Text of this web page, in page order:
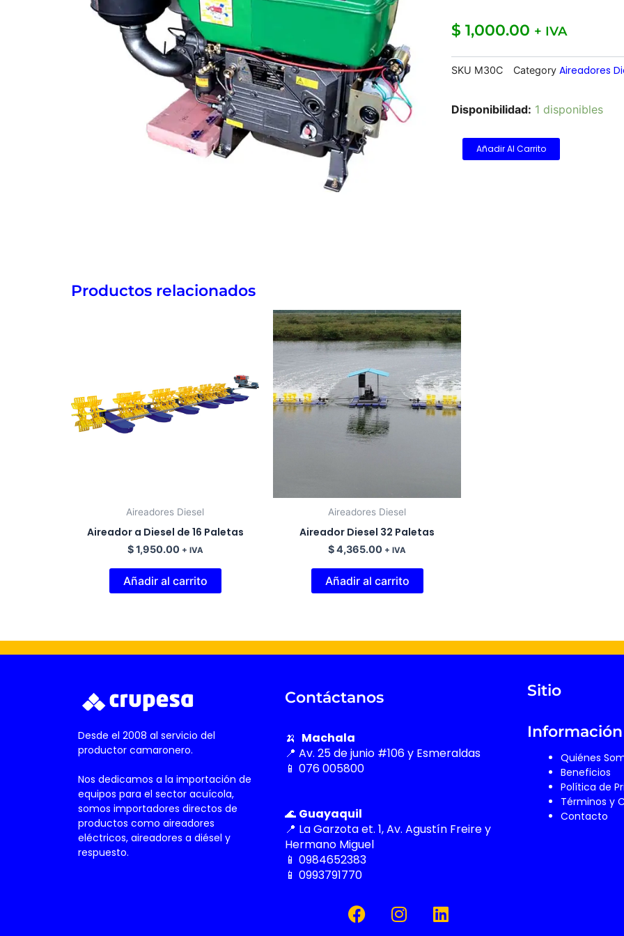
$ 1,000.00 + IVA
SKU M30C Category Aireadores
Disponibilidad: 1 disponibles
Motor
Crupesa
(1130)
cantidad
Añadir Al Carrito
Productos relacionados
Aireadores Diesel
Aireador a Diesel de 16 Paletas
$1,950.00 + IVA
Añadir al carrito
Aireadores Diesel
Aireador Diesel 32 Paletas
$4,365.00 + IVA
Añadir al carrito
Desde el 2008 al servicio del
productor camaronero.
Nos dedicamos a la importación de
equipos para el sector acuícola,
somos importadores directos de
productos como aireadores
eléctricos, aireadores a diésel y
respuesto.
Contáctanos
🍌 Machala
📍 Av. 25 de junio #106 y Esmeraldas
📱 076 005800
🌊 Guayaquil
📍 La Garzota et. 1, Av. Agustín Freire y
Hermano Miguel
📱 0984652383
📱 0993791770
F
a
I
n
L
i
Sitio
Información
Quiénes
Beneficios
Política de
Términos y
Contacto